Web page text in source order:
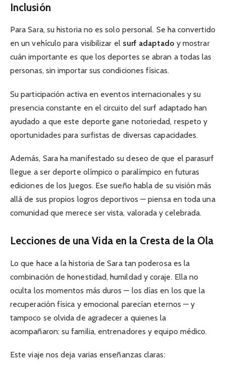
Inclusión
Para Sara, su historia no es solo personal. Se ha convertido
en un vehículo para visibilizar el surf adaptado y mostrar
cuán importante es que los deportes se abran a todas las
personas, sin importar sus condiciones físicas.
Su participación activa en eventos internacionales y su
presencia constante en el circuito del surf adaptado han
ayudado a que este deporte gane notoriedad, respeto y
oportunidades para surfistas de diversas capacidades.
Además, Sara ha manifestado su deseo de que el parasurf
llegue a ser deporte olímpico o paralímpico en futuras
ediciones de los Juegos. Ese sueño habla de su visión más
allá de sus propios logros deportivos — piensa en toda una
comunidad que merece ser vista, valorada y celebrada.
Lecciones de una Vida en la Cresta de la Ola
Lo que hace a la historia de Sara tan poderosa es la
combinación de honestidad, humildad y coraje. Ella no
oculta los momentos más duros — los días en los que la
recuperación física y emocional parecían eternos — y
tampoco se olvida de agradecer a quienes la
acompañaron: su familia, entrenadores y equipo médico.
Este viaje nos deja varias enseñanzas claras: